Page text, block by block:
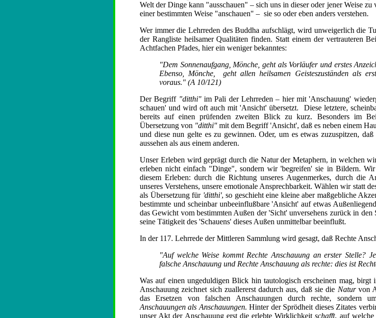
Welt der Dinge kann "ausschauen" – sich uns in dieser oder jener Weise
einer bestimmten Weise "anschauen" – sie so oder eben anders verstehen.
Wer immer die Lehrreden des Buddha aufschlägt, wird unweigerlich die
der Rangliste heilsamer Qualitäten finden. Statt einem der vertrauteren
Achtfachen Pfades, hier ein weniger bekanntes:
"Dem Sonnenaufgang, Mönche, geht als Vorläufer und erstes
Ebenso, Mönche, geht allen heilsamen Geisteszuständen als
voraus." (A 10/121)
Der Begriff "ditthi"im Pali der Lehrreden – hier mit 'Anschauung'
schauen' und wird oft auch mit 'Ansicht' übersetzt. Diese letztere,
bereits auf einen prüfenden zweiten Blick zu kurz. Besonders im
Übersetzung von "ditthi" mit dem Begriff 'Ansicht', daß es neben einem
und diese nun gelte es zu gewinnen. Oder, um es etwas zuzuspitzen,
aussehen als aus einem anderen.
Unser Erleben wird geprägt durch die Natur der Metaphern, in welchen
erleben nicht einfach "Dinge", sondern wir 'begreifen' sie in Bildern.
diesem Erleben: durch die Richtung unseres Augenmerkes, durch die
unseres Verstehens, unsere emotionale Ansprechbarkeit. Wählen wir statt
als Übersetzung für 'ditthi', so geschieht eine kleine aber maßgebliche
bestimmte und scheinbar unbeeinflußbare 'Ansicht' auf etwas
das Gewicht vom bestimmten Außen der 'Sicht' unversehens zurück in den
seine Tätigkeit des 'Schauens' dieses Außen unmittelbar beeinflußt.
In der 117. Lehrrede der Mittleren Sammlung wird gesagt, daß Rechte
"Auf welche Weise kommt Rechte Anschauung an erster Stelle?
falsche Anschauung und Rechte Anschauung als rechte: dies ist
Was auf einen ungeduldigen Blick hin tautologisch erscheinen mag,
Anschauung zeichnet sich zuallererst dadurch aus, daß sie die Naturvon
das Ersetzen von falschen Anschauungen durch rechte, sondern
Anschauungen als Anschauungen. Hinter der Sprödheit dieses Zitates
unser Akt der Anschauung erst die erlebte Wirklichkeitschafft, auf welche